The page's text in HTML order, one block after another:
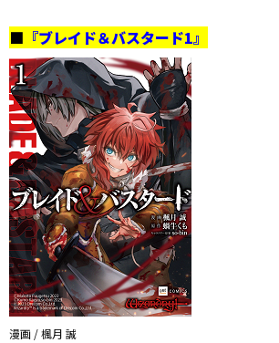
■ 『ブレイド＆バスタード1』
漫画 / 楓月 誠